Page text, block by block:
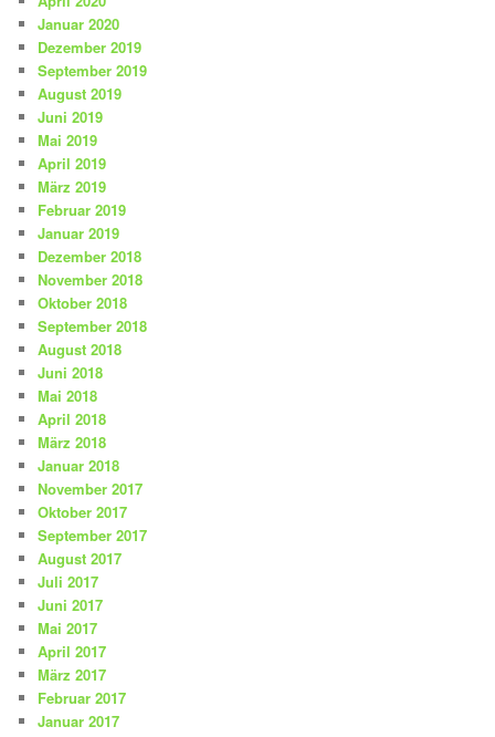
Januar 2020
Dezember 2019
September 2019
August 2019
Juni 2019
Mai 2019
April 2019
März 2019
Februar 2019
Januar 2019
Dezember 2018
November 2018
Oktober 2018
September 2018
August 2018
Juni 2018
Mai 2018
April 2018
März 2018
Januar 2018
November 2017
Oktober 2017
September 2017
August 2017
Juli 2017
Juni 2017
Mai 2017
April 2017
März 2017
Februar 2017
Januar 2017